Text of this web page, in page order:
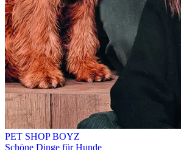
PET SHOP BOYZ
Schöne Dinge für Hunde